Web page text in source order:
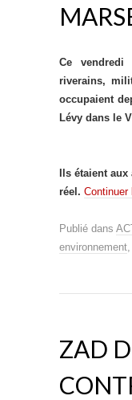
Ce
riverains,
occupaient
Lévy dans le
Ils étaient
réel. Continuer
Publié dans
environnement
ZAD